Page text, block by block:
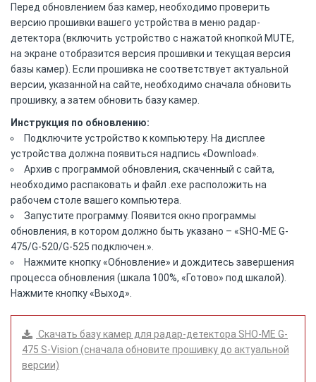
Перед обновлением баз камер, необходимо проверить
версию прошивки вашего устройства в меню радар-
детектора (включить устройство с нажатой кнопкой MUTE,
на экране отобразится версия прошивки и текущая версия
базы камер). Если прошивка не соответствует актуальной
версии, указанной на сайте, необходимо сначала обновить
прошивку, а затем обновить базу камер.
Инструкция по обновлению:
Подключите устройство к компьютеру. На дисплее
устройства должна появиться надпись «Download».
Архив с программой обновления, скаченный c сайта,
необходимо распаковать и файл .exe расположить на
рабочем столе вашего компьютера.
Запустите программу. Появится окно программы
обновления, в котором должно быть указано – «SHO-ME G-
475/G-520/G-525 подключен.».
Нажмите кнопку «Обновление» и дождитесь завершения
процесса обновления (шкала 100%, «Готово» под шкалой).
Нажмите кнопку «Выход».
Скачать базу камер для радар-детектора SHO-ME G-
475 S-Vision (сначала обновите прошивку до актуальной
версии)